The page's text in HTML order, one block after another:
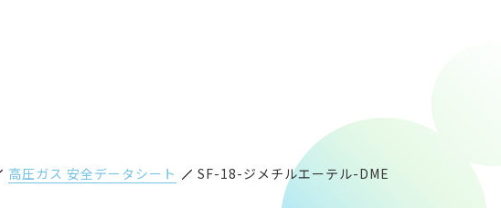
高圧ガス 安全データシート SF-18-ジメチルエーテル-DME